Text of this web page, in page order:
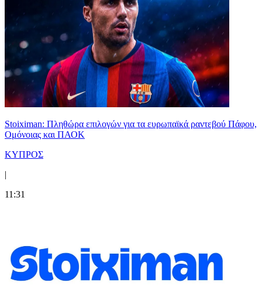
Stoiximan: Πληθώρα επιλογών για τα ευρωπαϊκά ραντεβού Πάφου,
Ομόνοιας και ΠΑΟΚ
ΚΥΠΡΟΣ
|
11:31